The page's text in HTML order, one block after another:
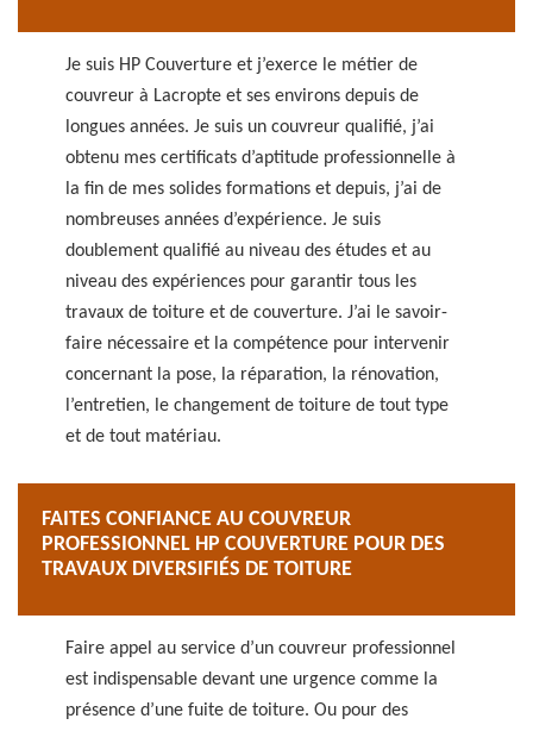
Je suis HP Couverture et j’exerce le métier de
couvreur à Lacropte et ses environs depuis de
longues années. Je suis un couvreur qualifié, j’ai
obtenu mes certificats d’aptitude professionnelle à
la fin de mes solides formations et depuis, j’ai de
nombreuses années d’expérience. Je suis
doublement qualifié au niveau des études et au
niveau des expériences pour garantir tous les
travaux de toiture et de couverture. J’ai le savoir-
faire nécessaire et la compétence pour intervenir
concernant la pose, la réparation, la rénovation,
l’entretien, le changement de toiture de tout type
et de tout matériau.
FAITES CONFIANCE AU COUVREUR
PROFESSIONNEL HP COUVERTURE POUR DES
TRAVAUX DIVERSIFIÉS DE TOITURE
Faire appel au service d’un couvreur professionnel
est indispensable devant une urgence comme la
présence d’une fuite de toiture. Ou pour des